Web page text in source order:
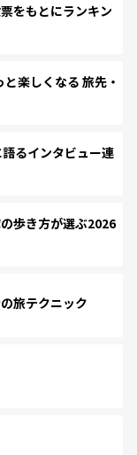
をもとにランキン
楽しくなる 旅先・
るインタビュー連
歩き方が選ぶ2026
旅テクニック